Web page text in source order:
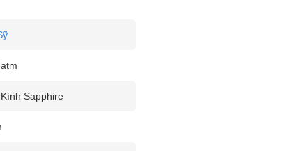
Kính Sapphire